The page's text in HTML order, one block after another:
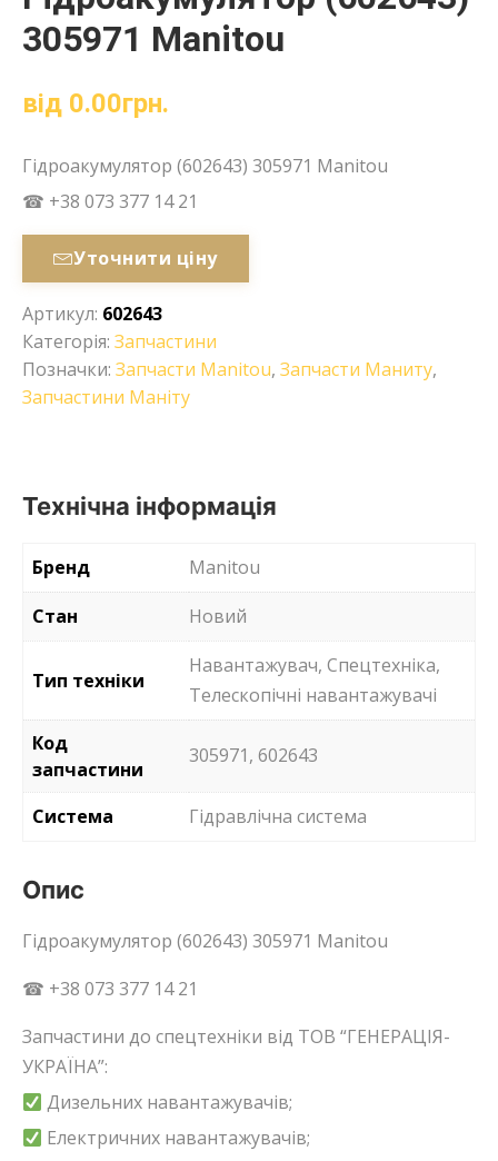
305971 Manitou
від 0.00грн.
Гідроакумулятор (602643) 305971 Manitou
☎ +38 073 377 14 21
Уточнити ціну
Артикул: 602643
Категорія: Запчастини
Позначки: Запчасти Manitou, Запчасти Маниту,
Запчастини Маніту
Технічна інформація
Бренд
Manitou
Стан
Новий
Тип техніки
Навантажувач, Спецтехніка,
Телескопічні навантажувачі
Код
запчастини
305971, 602643
Система Гідравлічна система
Опис
Гідроакумулятор (602643) 305971 Manitou
☎ +38 073 377 14 21
Запчастини до спецтехніки від ТОВ “ГЕНЕРАЦІЯ-
УКРАЇНА”:
Дизельних навантажувачів;
Електричних навантажувачів;